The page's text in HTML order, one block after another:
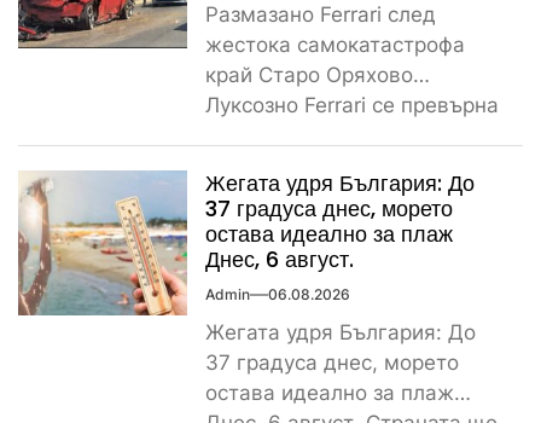
Размазано Ferrari след
жестока самокатастрофа
край Старо Оряхово
Луксозно Ferrari се превърна
сутрин...
Жегата удря България: До
37 градуса днес, морето
остава идеално за плаж
Днес, 6 август.
Admin 06.08.2026
Жегата удря България: До
37 градуса днес, морето
остава идеално за плаж